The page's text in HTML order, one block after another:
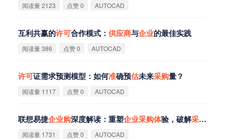
阅读量 2123 点赞 0 AUTOCAD
互利共赢的许可合作模式： 供应商与企业的最佳实践
阅读量 386 点赞 0 AUTOCAD
许可证需求预测模型：如何准确预估未来采购量？
阅读量 1117 点赞 0 AUTOCAD
联想易捷企业购深度解读：重塑企业采购体验，破解采购
阅读量 1731 点赞 0 AUTOCAD